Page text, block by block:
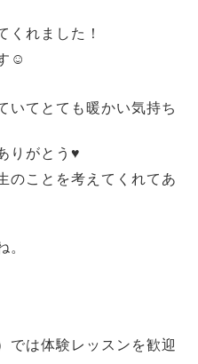
れました！
☺
いてとても暖かい気持ち
りがとう♥
のことを考えてくれてあ
。
では体験レッスンを歓迎